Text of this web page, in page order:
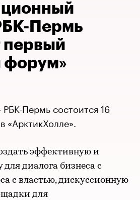
Пермь
первый
форум»
Пермь состоится 16
«АрктикХолле».
эффективную и
диалога бизнеса с
с властью, дискуссионную
для